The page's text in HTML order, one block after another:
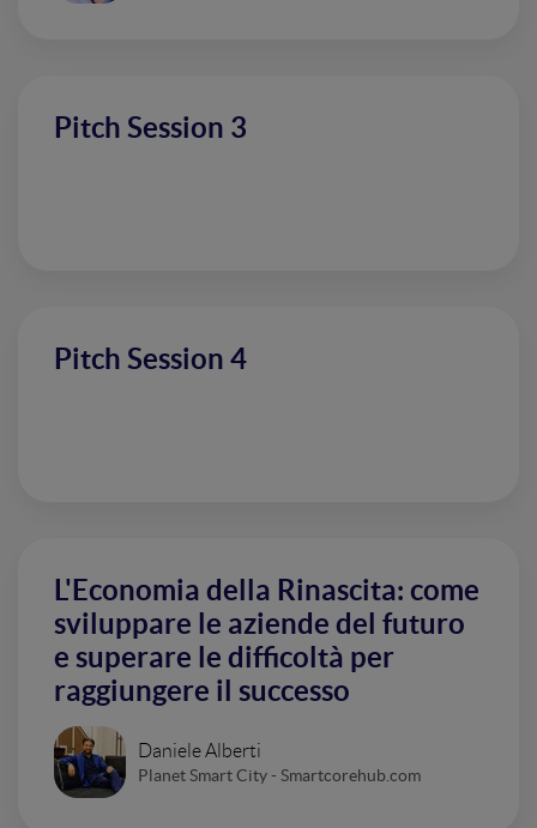
Pitch Session 3
Pitch Session 4
L'Economia della Rinascita: come
sviluppare le aziende del futuro
e superare le difficoltà per
raggiungere il successo
Daniele Alberti
Planet Smart City - Smartcorehub.com